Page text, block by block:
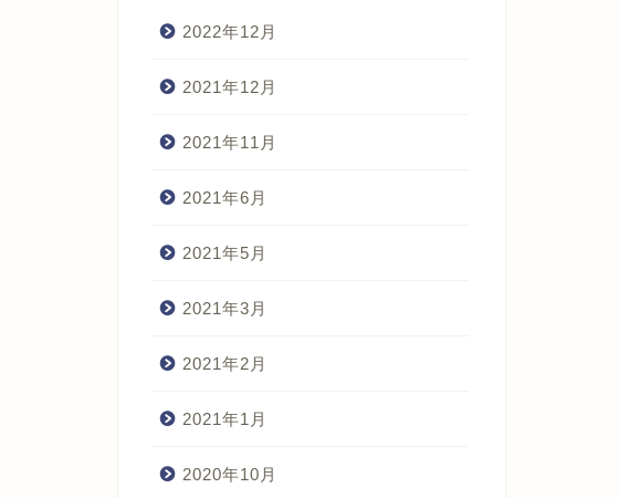
2022年12月
2021年12月
2021年11月
2021年6月
2021年5月
2021年3月
2021年2月
2021年1月
2020年10月